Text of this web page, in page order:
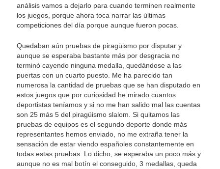
análisis vamos a dejarlo para cuando terminen realmente
los juegos, porque ahora toca narrar las últimas
competiciones del día porque aunque fueron pocas.
Quedaban aún pruebas de piragüismo por disputar y
aunque se esperaba bastante más por desgracia no
terminó cayendo ninguna medalla, quedándose a las
puertas con un cuarto puesto. Me ha parecido tan
numerosa la cantidad de pruebas que se han disputado en
estos juegos que por curiosidad he mirado cuantos
deportistas teníamos y si no me han salido mal las cuentas
son 25 más 5 del piragüismo slalom. Si quitamos las
pruebas de equipos es el segundo deporte donde más
representantes hemos enviado, no me extraña tener la
sensación de estar viendo españoles constantemente en
todas estas pruebas. Lo dicho, se esperaba un poco más y
aunque no es mal botín el conseguido, 3 medallas, queda